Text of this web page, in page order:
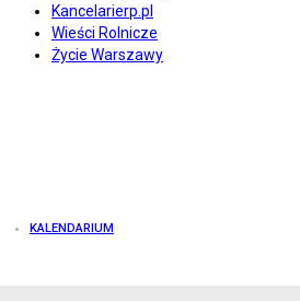
Kancelarierp.pl
Wieści Rolnicze
Życie Warszawy
KALENDARIUM